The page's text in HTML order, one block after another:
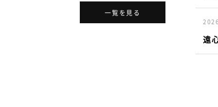
一覧を見る
遠